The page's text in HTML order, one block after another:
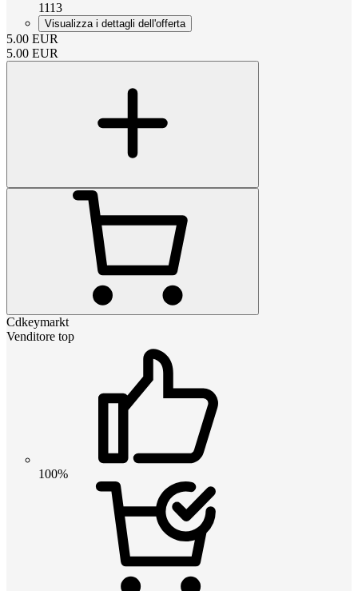
1113
Visualizza i dettagli dell'offerta
5.00 EUR
5.00 EUR
Cdkeymarkt
Venditore top
100%